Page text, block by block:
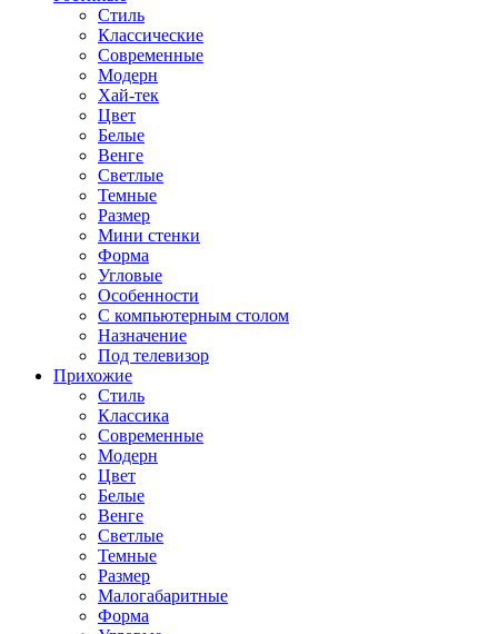
Стиль
Классические
Современные
Модерн
Хай-тек
Цвет
Белые
Венге
Светлые
Темные
Размер
Мини стенки
Форма
Угловые
Особенности
С компьютерным столом
Назначение
Под телевизор
Прихожие
Стиль
Классика
Современные
Модерн
Цвет
Белые
Венге
Светлые
Темные
Размер
Малогабаритные
Форма